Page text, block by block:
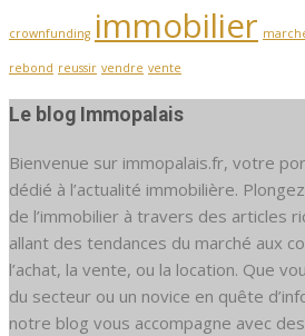
crownfunding immobilier
rebond reussir vendre vente
Le blog Immopalais
Bienvenue sur immopalais.fr, votre
dédié à l’actualité immobilière.
de l’immobilier à travers des articles
allant des tendances du marché aux
l’achat, la vente, ou la location. Que
du secteur ou un novice en quête
notre blog vous accompagne avec